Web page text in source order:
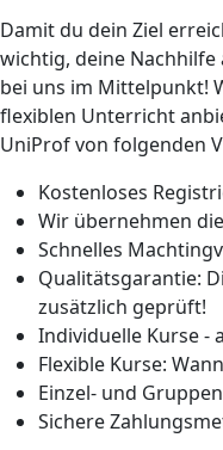
Damit du dein Ziel
wichtig, deine
bei uns im Mittelpunkt!
flexiblen Unterricht
UniProf von folgenden
Kostenloses
Wir übernehmen
Schnelles
Qualitätsgarantie:
zusätzlich geprüft!
Individuelle Kurse -
Flexible Kurse:
Einzel- und
Sichere